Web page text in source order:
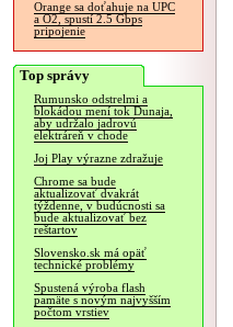
Orange sa doťahuje na UPC
a O2, spustí 2.5 Gbps
pripojenie
Top správy
Rumunsko odstrelmi a
blokádou mení tok Dunaja,
aby udržalo jadrovú
elektráreň v chode
Joj Play výrazne zdražuje
Chrome sa bude
aktualizovať dvakrát
týždenne, v budúcnosti sa
bude aktualizovať bez
reštartov
Slovensko.sk má opäť
technické problémy
Spustená výroba flash
pamäte s novým najvyšším
počtom vrstiev